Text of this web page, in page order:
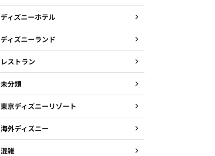
ディズニーホテル
ディズニーランド
レストラン
未分類
東京ディズニーリゾート
海外ディズニー
混雑